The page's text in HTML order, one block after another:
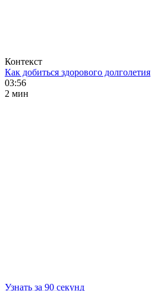
Контекст
Как добиться здорового долголетия
03:56
2 мин
Узнать за 90 секунд